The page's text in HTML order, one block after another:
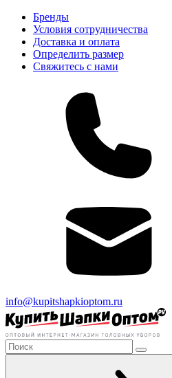
Бренды
Условия сотрудничества
Доставка и оплата
Определить размер
Свяжитесь с нами
info@kupitshapkioptom.ru